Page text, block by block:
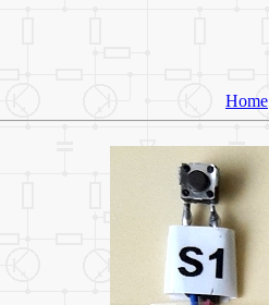
Home